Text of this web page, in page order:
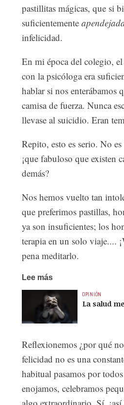
pastillitas mágicas, que si
suficientemente
infelicidad.
En mi época del colegio,
con la psicóloga era
hablar si nos enterábamos
camisa de fuerza. Nunca
llevase al suicidio. Eran
Repito, esto es serio. No
¡que fabuloso que existen
demás?
Nos hemos vuelto tan
que preferimos pastillas,
ya son insuficientes; los
terapia en un solo viaje....
pena meditarlo.
Lee más
OPINIÓN
La salud
Reflexionemos ¿por qué
felicidad no es una
habitual pasamos por
enojamos, celebramos